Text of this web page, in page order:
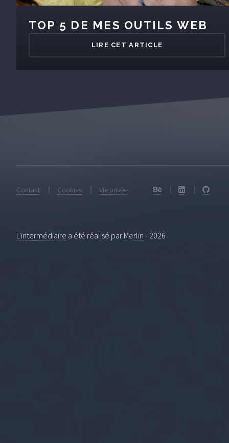
TOP 5 DE MES OUTILS WEB
LIRE CET ARTICLE
Contact Cookies Vie privée
L'intermédiaire a été réalisé par Merlin - 2026